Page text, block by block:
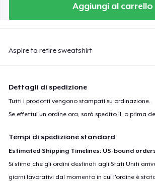
Aggiungi al carrello
Aspire to retire sweatshirt
Dettagli di spedizione
Tutti i prodotti vengono stampati su ordinazione.
Se effettui un ordine ora, sarà spedito il, o prima
Tempi di spedizione standard
Estimated Shipping Timelines: US-bound
Si stima che gli ordini destinati agli Stati Uniti
giorni lavorativi dal momento in cui l'ordine è